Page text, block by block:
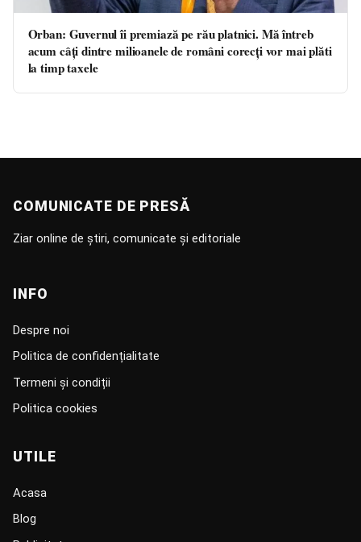
Orban: Guvernul îi premiază pe rău platnici. Mă întreb
acum câţi dintre milioanele de români corecţi vor mai plăti
la timp taxele
COMUNICATE DE PRESĂ
Ziar online de știri, comunicate și editoriale
INFO
Despre noi
Politica de confidențialitate
Termeni și condiții
Politica cookies
UTILE
Acasa
Blog